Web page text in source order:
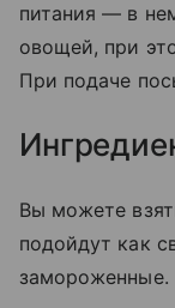
питания — в
овощей, при
При подаче
Вы можете
подойдут как
замороженные.